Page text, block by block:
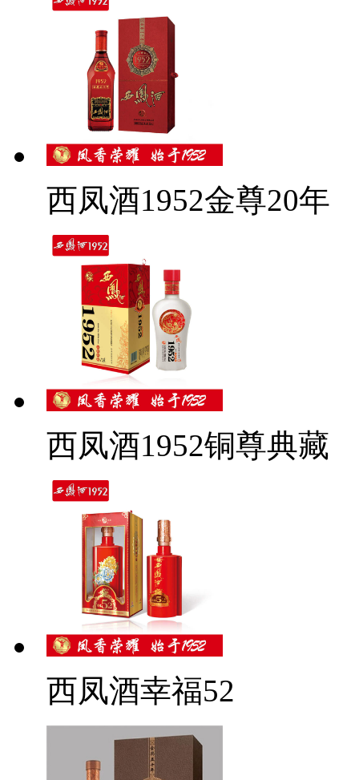
西凤酒1952金尊20年
西凤酒1952铜尊典藏
西凤酒幸福52